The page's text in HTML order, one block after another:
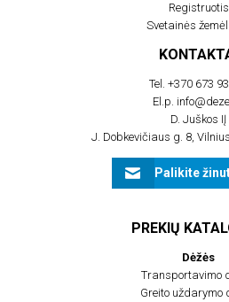
Registruotis
Svetainės
Tel.+370 673
El.p.
D. Juškos IĮ
J. Dobkevičiaus g. 8,
Palikite
PREKIŲ
Dėžės
Transportavimo
Greito uždarymo